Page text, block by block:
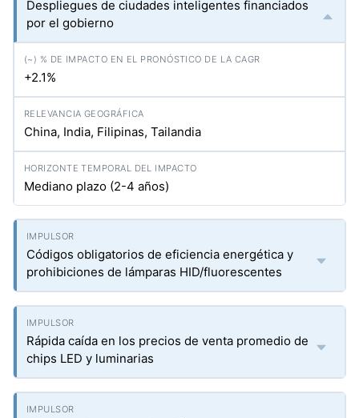
Despliegues de ciudades inteligentes financiados
por el gobierno
+2.1%
China, India, Filipinas, Tailandia
Mediano plazo (2-4 años)
Códigos obligatorios de eficiencia energética y
prohibiciones de lámparas HID/fluorescentes
Rápida caída en los precios de venta promedio de
chips LED y luminarias